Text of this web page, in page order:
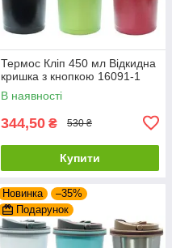
Термос Кліп 450 мл Відкидна
кришка з кнопкою 16091-1
В наявності
344,50 ₴ 530 ₴
Купити
Новинка
–35%
Подарунок